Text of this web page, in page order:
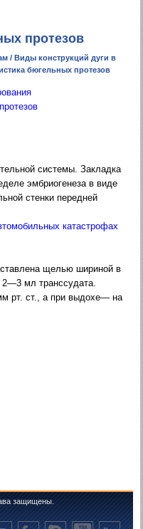
протезов
/ Виды конструкций дуги в
бюгельных протезов
системы. Закладка
эмбриогенеза в виде
стенки передней
катастрофах
щелью шири­ной в
2—3 мл транссудата.
рт. ст., а при выдохе— на
защищены.